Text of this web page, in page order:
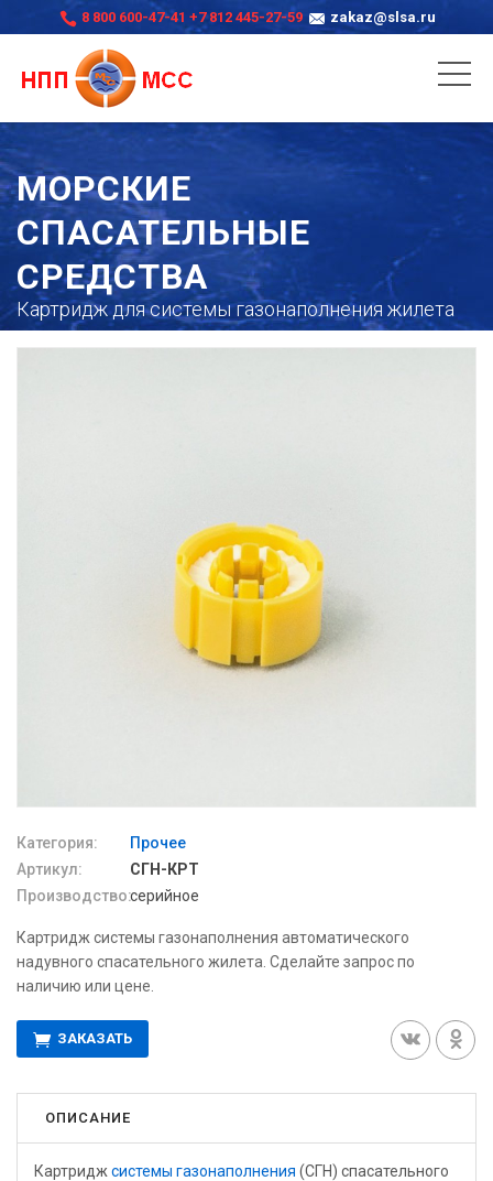
8 800 600-47-41 +7 812 445-27-59 zakaz@slsa.ru
МОРСКИЕ
СПАСАТЕЛЬНЫЕ
СРЕДСТВА
Картридж для системы газонаполнения жилета
Категория:
Прочее
Артикул:
СГН-КРТ
Производство:серийное
Картридж системы газонаполнения автоматического
надувного спасательного жилета. Сделайте запрос по
наличию или цене.
ЗАКАЗАТЬ
ОПИСАНИЕ
Картридж системы газонаполнения (СГН) спасательного